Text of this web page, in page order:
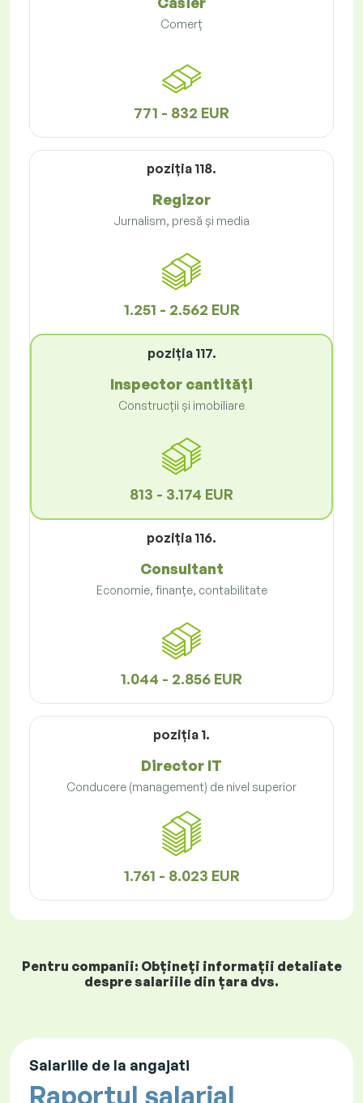
Comerț
771 - 832 EUR
poziţia 118.
Regizor
Jurnalism, presă și media
1.251 - 2.562 EUR
poziţia 117.
Inspector cantități
Construcții și imobiliare
813 - 3.174 EUR
poziţia 116.
Consultant
Economie, finanțe, contabilitate
1.044 - 2.856 EUR
poziţia 1.
Director IT
Conducere (management) de nivel superior
1.761 - 8.023 EUR
Pentru companii: Obțineți informații detaliate
despre salariile din țara dvs.
Salariile de la angajati
Raportul salarial